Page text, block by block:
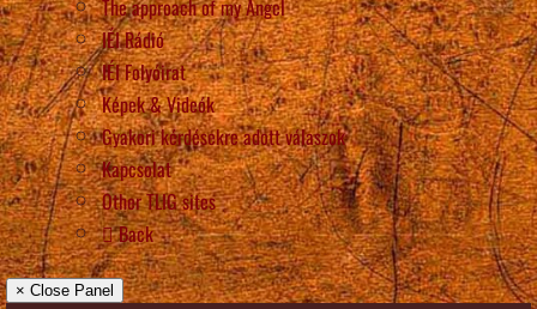
The approach of my Angel
IÉI Rádió
IÉI Folyóirat
Képek & Videók
Gyakori kérdésekre adott válaszok
Kapcsolat
Other TLIG sites
Back
× Close Panel